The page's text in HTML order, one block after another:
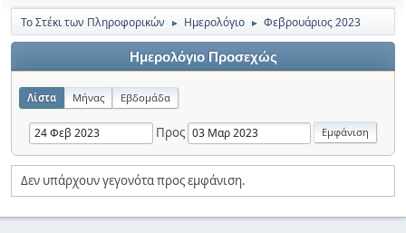
Το Στέκι των Πληροφορικών ► Ημερολόγιο ► Φεβρουάριος 2023
Ημερολόγιο Προσεχώς
Λίστα Μήνας Εβδομάδα
Προς
Δεν υπάρχουν γεγονότα προς εμφάνιση.